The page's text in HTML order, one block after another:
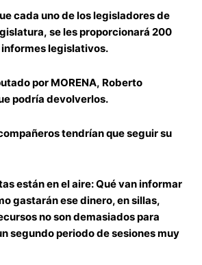
cada uno de los legisladores de
se les proporcionará 200
informes legislativos.
por MORENA, Roberto
podría devolverlos.
tendrían que seguir su
están en el aire: Qué van informar
gastarán ese dinero, en sillas,
no son demasiados para
segundo periodo de sesiones muy